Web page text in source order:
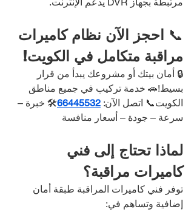
📞
احجز الآن نظام كاميرات
مراقبة متكامل في الكويت!
🔒 أمان بيتك أو مشروعك يبدأ من قرار
بسيط!🚗 خدمة تركيب في جميع مناطق
الكويت📞 اتصل الآن: 66445532🛠️ خبرة –
سرعة – جودة – أسعار منافسة
لماذا تحتاج إلى فني
كاميرات مراقبة؟
توفر فني كاميرات المراقبة طبقة أمان
إضافية وتساهم في: